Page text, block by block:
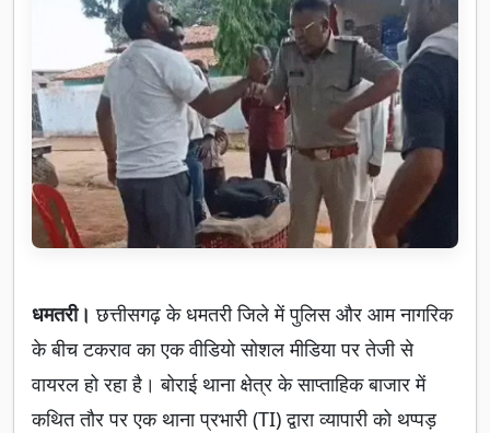
धमतरी।छत्तीसगढ़ के धमतरी जिले में पुलिस और आम नागरिक
के बीच टकराव का एक वीडियो सोशल मीडिया पर तेजी से
वायरल हो रहा है। बोराई थाना क्षेत्र के साप्ताहिक बाजार में
कथित तौर पर एक थाना प्रभारी (TI) द्वारा व्यापारी को थप्पड़